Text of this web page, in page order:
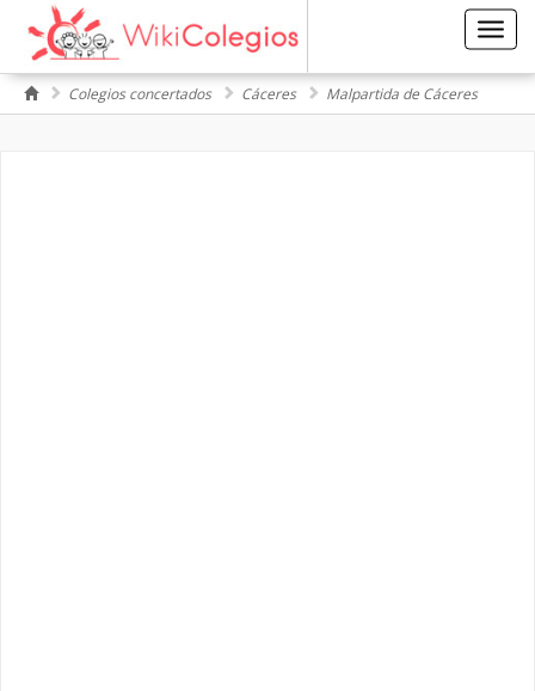
Colegios concertados Cáceres Malpartida de Cáceres